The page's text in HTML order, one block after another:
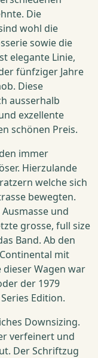
Die
wohl die
sowie die
elegante Linie,
fünfziger Jahre
Diese
ausserhalb
exzellente
schönen Preis.
immer
Hierzulande
welche sich
bewegten.
und
grosse, full size
Band. Ab den
mit
dieser Wagen war
der 1979
Edition.
Downsizing.
verfeinert und
Der Schriftzug